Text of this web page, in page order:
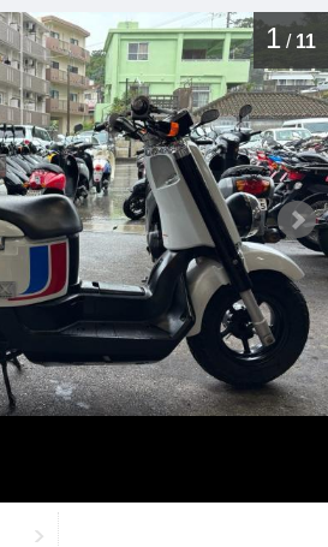
1 / 11